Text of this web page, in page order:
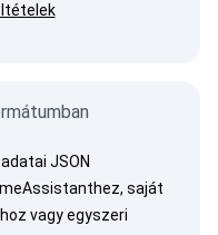
JSON
saját
vagy egyszeri